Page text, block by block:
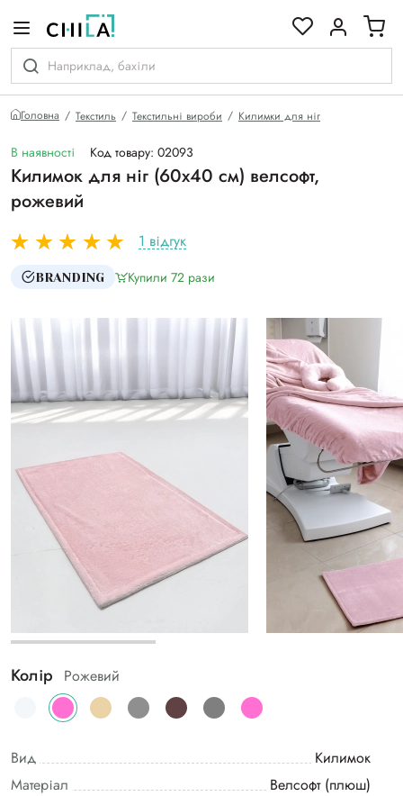
Головна Текстиль Текстильні вироби Килимки для ніг
В наявності Код товару: 02093
Килимок для ніг (60х40 см) велсофт,
рожевий
1 відгук
BRANDING Купили 72 рази
Колір Рожевий
Вид
Килимок
Матеріал
Велсофт (плюш)
гамі